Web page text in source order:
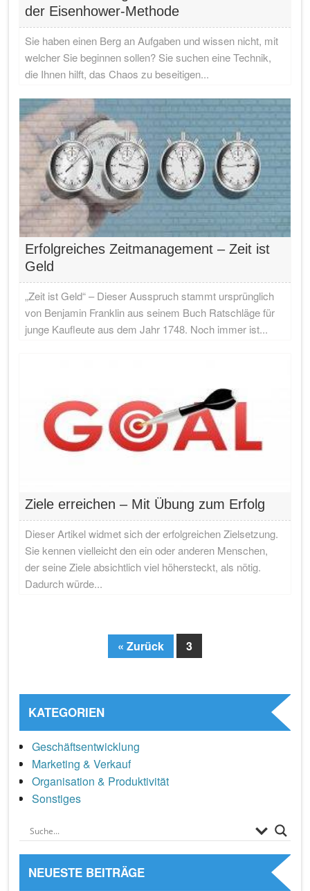
der Eisenhower-Methode
Sie haben einen Berg an Aufgaben und wissen nicht, mit
welcher Sie beginnen sollen? Sie suchen eine Technik,
die Ihnen hilft, das Chaos zu beseitigen...
Erfolgreiches Zeitmanagement – Zeit ist
Geld
„Zeit ist Geld“ – Dieser Ausspruch stammt ursprünglich
von Benjamin Franklin aus seinem Buch Ratschläge für
junge Kaufleute aus dem Jahr 1748. Noch immer ist...
Ziele erreichen – Mit Übung zum Erfolg
Dieser Artikel widmet sich der erfolgreichen Zielsetzung.
Sie kennen vielleicht den ein oder anderen Menschen,
der seine Ziele absichtlich viel höhersteckt, als nötig.
Dadurch würde...
« Zurück 3
KATEGORIEN
Geschäftsentwicklung
Marketing & Verkauf
Organisation & Produktivität
Sonstiges
NEUESTE BEITRÄGE